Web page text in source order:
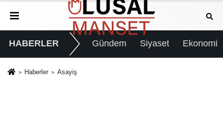
HABERLER Gündem Siyaset Ekonomi
Haberler Asayiş